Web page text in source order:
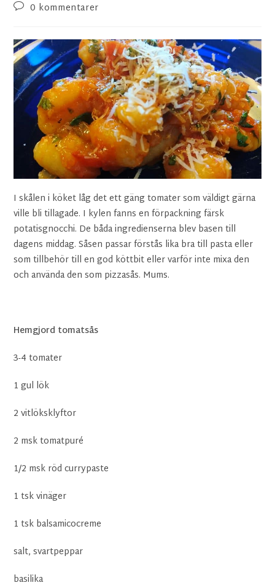
0 kommentarer
I skålen i köket låg det ett gäng tomater som väldigt gärna
ville bli tillagade. I kylen fanns en förpackning färsk
potatisgnocchi. De båda ingredienserna blev basen till
dagens middag. Såsen passar förstås lika bra till pasta eller
som tillbehör till en god köttbit eller varför inte mixa den
och använda den som pizzasås. Mums.
Hemgjord tomatsås
3-4 tomater
1 gul lök
2 vitlöksklyftor
2 msk tomatpuré
1/2 msk röd currypaste
1 tsk vinäger
1 tsk balsamicocreme
salt, svartpeppar
basilika